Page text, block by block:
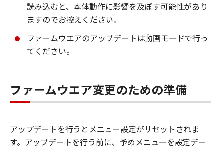
読み込むと、本体動作に影響を及ぼす可能性があり
ますのでお控えください。
ファームウエアのアップデートは動画モードで行っ
てください。
ファームウエア変更のための準備
アップデートを行うとメニュー設定がリセットされま
す。アップデートを行う前に、予めメニューを設定デー